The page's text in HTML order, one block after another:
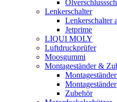
Lenkerschalter
Lenkerschalter
Jetprime
LIQUI MOLY
Luftdruckprüfer
Moosgummi
Montageständer &
Montageständer
Zubehör